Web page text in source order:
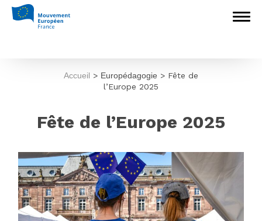
Accueil > Europédagogie > Fête de
l’Europe 2025
Fête de l’Europe 2025